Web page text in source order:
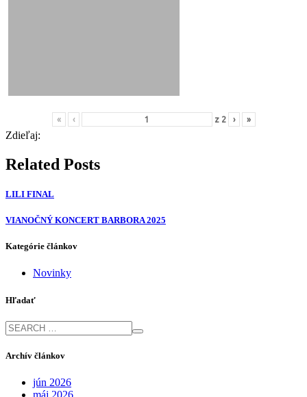
« ‹ z 2 › »
Zdieľaj:
Related Posts
LILI FINAL
VIANOČNÝ KONCERT BARBORA 2025
Kategórie článkov
Novinky
Hľadať
Archív článkov
jún 2026